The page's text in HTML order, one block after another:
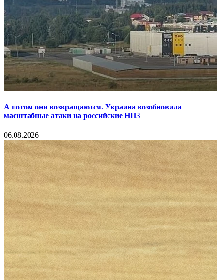
А потом они возвращаются. Украина возобновила
масштабные атаки на российские НПЗ
06.08.2026